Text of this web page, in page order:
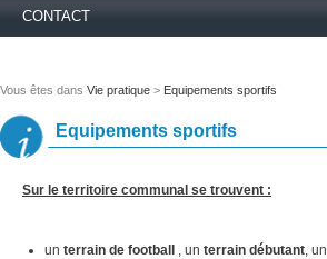
CONTACT
Vous êtes dans Vie pratique > Equipements sportifs
Equipements sportifs
Sur le territoire communal se trouvent :
un terrain de football , un terrain débutant, un